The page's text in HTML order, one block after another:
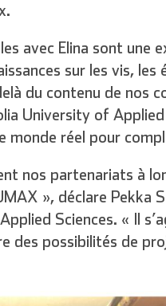
avec Elina sont une
sur les vis,
du contenu de nos
University of
monde réel pour
nos partenariats à
», déclare Pekka
Sciences. « Il
des possibilités de